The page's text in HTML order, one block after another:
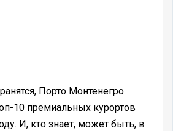
Порто Монтенегро
10 премиальных курортов
И, кто знает, может быть, в